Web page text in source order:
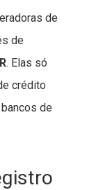
de
de
. Elas só
crédito
de